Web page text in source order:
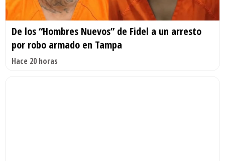
De los “Hombres Nuevos” de Fidel a un arresto
por robo armado en Tampa
Hace 20 horas